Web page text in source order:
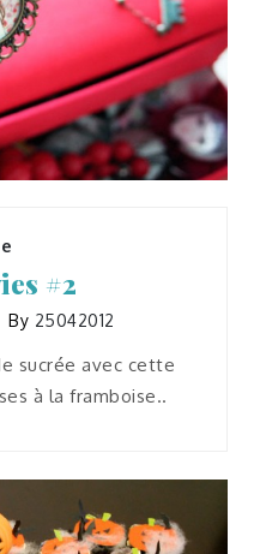
25042012
#2
By 25042012
sucrée avec cette
à la framboise..